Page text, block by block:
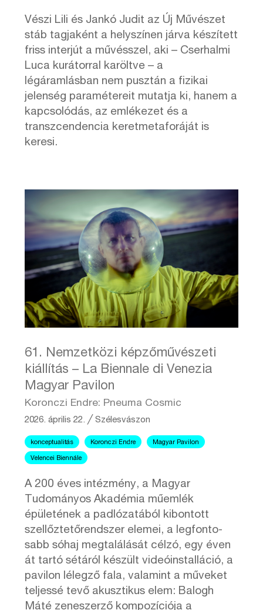
Vészi Lili és Jankó Judit az Új Művészet
stáb tagjaként a helyszínen járva készített
friss interjút a művésszel, aki – Cserhalmi
Luca kurátorral karöltve – a
légáramlásban nem pusztán a fizikai
jelenség paramétereit mutatja ki, hanem a
kapcsolódás, az emlékezet és a
transzcendencia keretmetaforáját is
keresi.
61. Nemzetközi képzőművészeti
kiállítás – La Biennale di Venezia
Magyar Pavilon
Koronczi Endre: Pneuma Cosmic
2026. április 22. ╱Szélesvászon
konceptualitás Koronczi Endre Magyar Pavilon
Velencei Biennále
A 200 éves intézmény, a Magyar
Tudományos Akadémia műemlék
épületének a padlózatából kibontott
szellőztetőrendszer elemei, a legfonto-
sabb sóhaj megtalálását célzó, egy éven
át tartó sétáról készült videóinstalláció, a
pavilon lélegző fala, valamint a műveket
teljessé tevő akusztikus elem: Balogh
Máté zeneszerző kompozíciója a